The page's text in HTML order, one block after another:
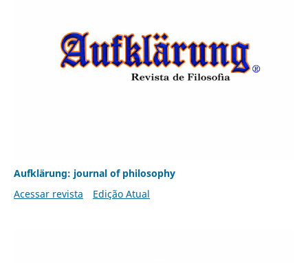
Aufklärung: journal of philosophy
Acessar revista
Edição Atual